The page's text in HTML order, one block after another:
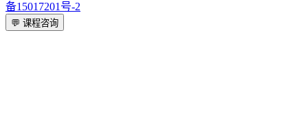
备15017201号-2
💬 课程咨询